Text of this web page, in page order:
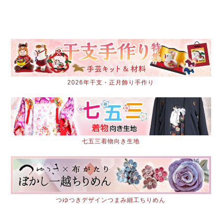
2026年干支・正月飾り手作り
七五三着物向き生地
つゆつきデザインつまみ細工ちりめん